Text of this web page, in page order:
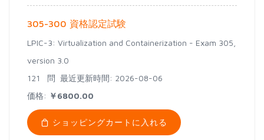
305-300 資格認定試験
LPIC-3: Virtualization and Containerization - Exam 305,
version 3.0
121 問 最近更新時間: 2026-08-06
価格: ￥6800.00
ショッピングカートに入れる